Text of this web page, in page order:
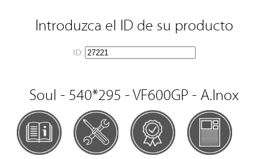
Introduzca el ID de su producto
ID:
Soul - 540*295 - VF600GP - A.Inox